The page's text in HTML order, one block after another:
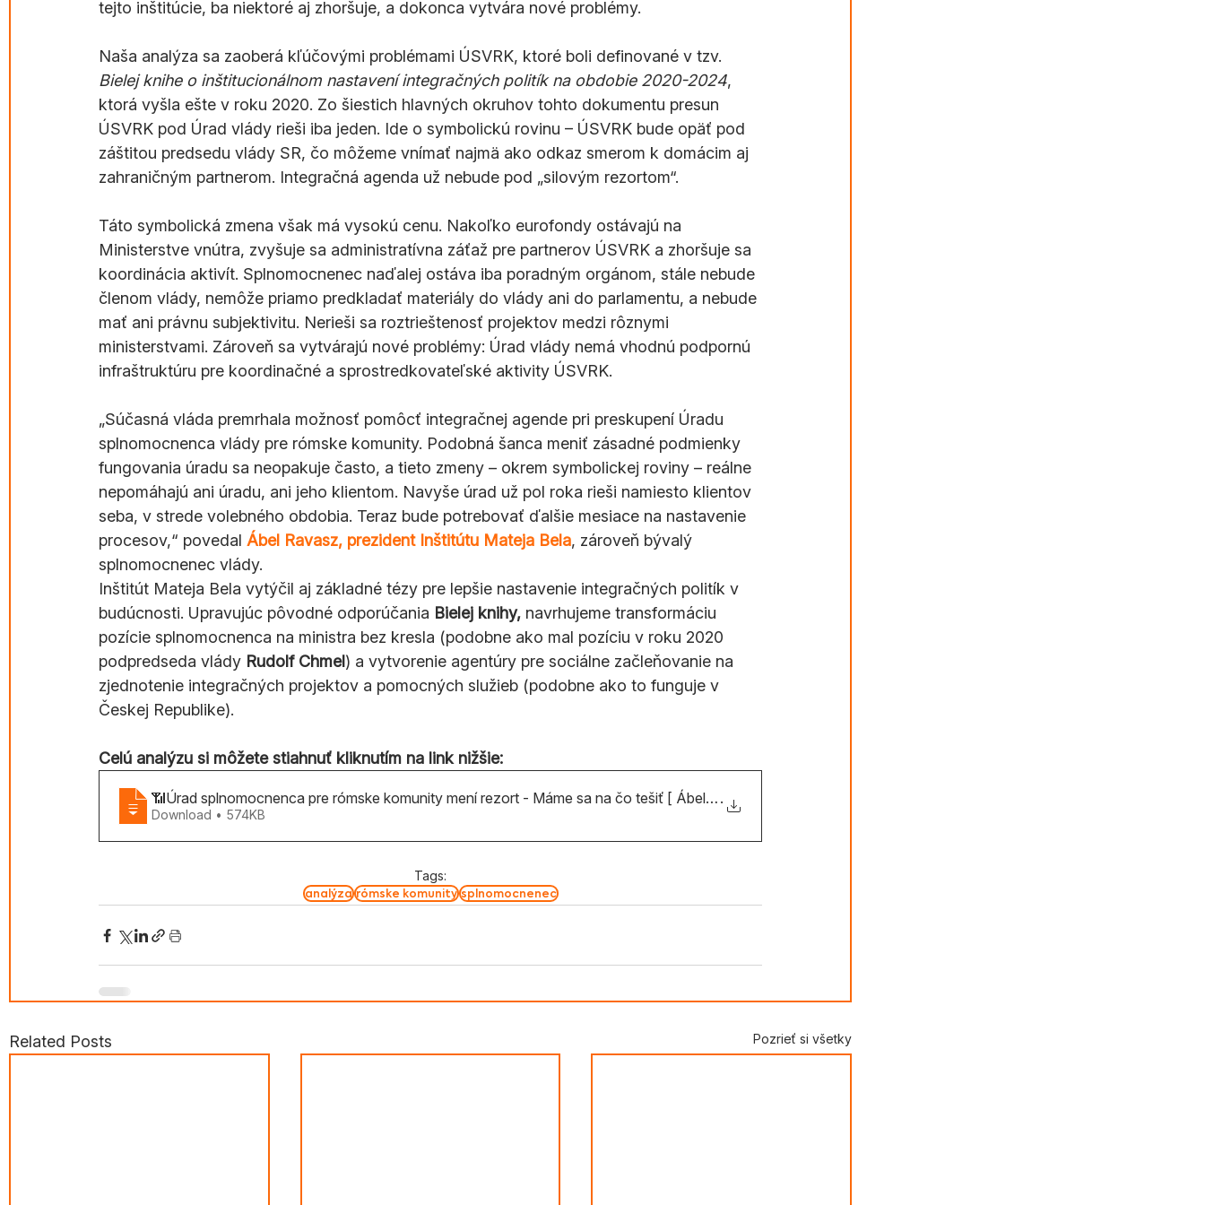
tejto inštitúcie, ba niektoré aj zhoršuje, a dokonca vytvára nové problémy.
Naša analýza sa zaoberá kľúčovými problémami ÚSVRK, ktoré boli definované v tzv.
Bielej knihe o inštitucionálnom nastavení integračných politík na obdobie 2020-2024,
ktorá vyšla ešte v roku 2020. Zo šiestich hlavných okruhov tohto dokumentu presun
ÚSVRK pod Úrad vlády rieši iba jeden. Ide o symbolickú rovinu – ÚSVRK bude opäť pod
záštitou predsedu vlády SR, čo môžeme vnímať najmä ako odkaz smerom k domácim aj
zahraničným partnerom. Integračná agenda už nebude pod „silovým rezortom“.
Táto symbolická zmena však má vysokú cenu. Nakoľko eurofondy ostávajú na
Ministerstve vnútra, zvyšuje sa administratívna záťaž pre partnerov ÚSVRK a zhoršuje sa
koordinácia aktivít. Splnomocnenec naďalej ostáva iba poradným orgánom, stále nebude
členom vlády, nemôže priamo predkladať materiály do vlády ani do parlamentu, a nebude
mať ani právnu subjektivitu. Nerieši sa roztrieštenosť projektov medzi rôznymi
ministerstvami. Zároveň sa vytvárajú nové problémy: Úrad vlády nemá vhodnú podpornú
infraštruktúru pre koordinačné a sprostredkovateľské aktivity ÚSVRK.
„Súčasná vláda premrhala možnosť pomôcť integračnej agende pri preskupení Úradu
splnomocnenca vlády pre rómske komunity. Podobná šanca meniť zásadné podmienky
fungovania úradu sa neopakuje často, a tieto zmeny – okrem symbolickej roviny – reálne
nepomáhajú ani úradu, ani jeho klientom. Navyše úrad už pol roka rieši namiesto klientov
seba, v strede volebného obdobia. Teraz bude potrebovať ďalšie mesiace na nastavenie
procesov,“ povedal Ábel Ravasz, prezident Inštitútu Mateja Bela, zároveň bývalý
splnomocnenec vlády.
Inštitút Mateja Bela vytýčil aj základné tézy pre lepšie nastavenie integračných politík v
budúcnosti. Upravujúc pôvodné odporúčania Bielej knihy, navrhujeme transformáciu
pozície splnomocnenca na ministra bez kresla (podobne ako mal pozíciu v roku 2020
podpredseda vlády Rudolf Chmel) a vytvorenie agentúry pre sociálne začleňovanie na
zjednotenie integračných projektov a pomocných služieb (podobne ako to funguje v
Českej Republike).
Celú analýzu si môžete stiahnuť kliknutím na link nižšie:
📶Úrad splnomocnenca pre rómske komunity mení rezort - Máme sa na čo tešiť [ Ábel Ravasz ]
.
Download • 574KB
Tags:
analýza rómske komunity splnomocnenec
Related Posts Pozrieť si všetky